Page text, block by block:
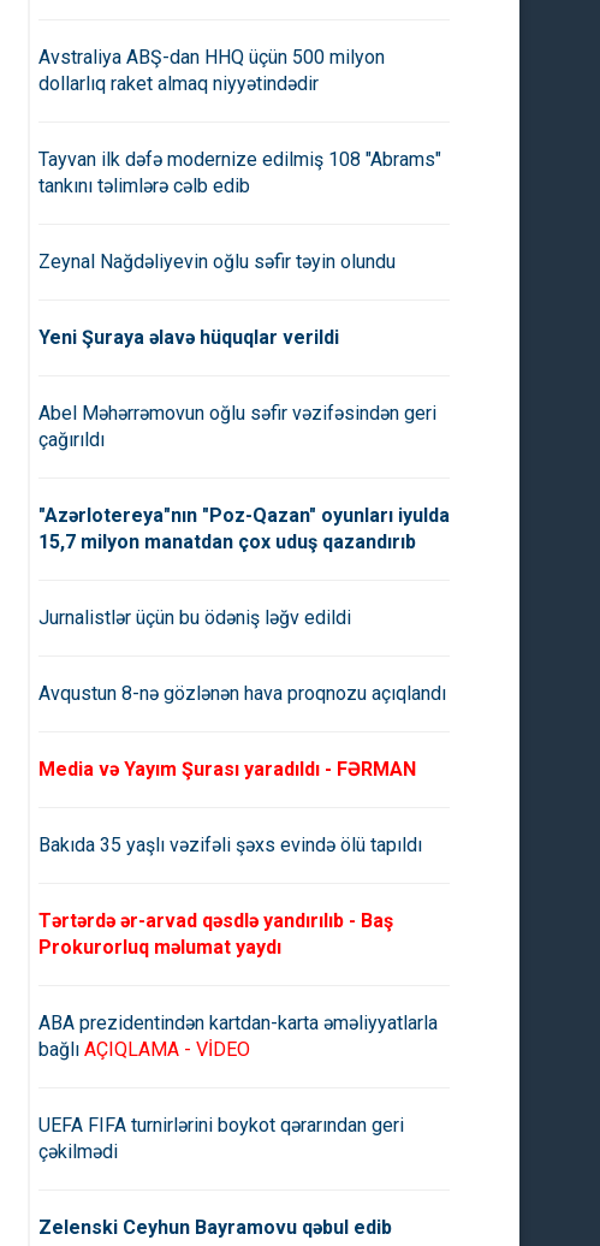
Avstraliya ABŞ-dan HHQ üçün 500 milyon
dollarlıq raket almaq niyyətindədir
Tayvan ilk dəfə modernize edilmiş 108 "Abrams"
tankını təlimlərə cəlb edib
Zeynal Nağdəliyevin oğlu səfir təyin olundu
Yeni Şuraya əlavə hüquqlar verildi
Abel Məhərrəmovun oğlu səfir vəzifəsindən geri
çağırıldı
"Azərlotereya"nın "Poz-Qazan" oyunları iyulda
15,7 milyon manatdan çox uduş qazandırıb
Jurnalistlər üçün bu ödəniş ləğv edildi
Avqustun 8-nə gözlənən hava proqnozu açıqlandı
Media və Yayım Şurası yaradıldı - FƏRMAN
Bakıda 35 yaşlı vəzifəli şəxs evində ölü tapıldı
Tərtərdə ər-arvad qəsdlə yandırılıb - Baş
Prokurorluq məlumat yaydı
ABA prezidentindən kartdan-karta əməliyyatlarla
bağlı AÇIQLAMA - VİDEO
UEFA FIFA turnirlərini boykot qərarından geri
çəkilmədi
Zelenski Ceyhun Bayramovu qəbul edib